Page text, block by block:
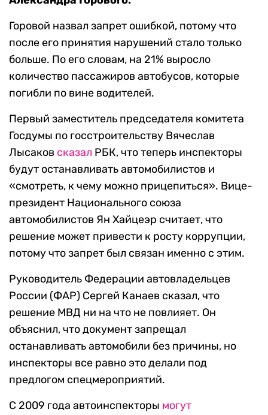
Горовой назвал запрет ошибкой, потому что
после его принятия нарушений стало только
больше. По его словам, на 21% выросло
количество пассажиров автобусов, которые
погибли по вине водителей.
Первый заместитель председателя комитета
Госдумы по госстроительству Вячеслав
Лысаков сказал РБК, что теперь инспекторы
будут останавливать автомобилистов и
«смотреть, к чему можно прицепиться». Вице-
президент Национального союза
автомобилистов Ян Хайцеэр считает, что
решение может привести к росту коррупции,
потому что запрет был связан именно с этим.
Руководитель Федерации автовладельцев
России (ФАР) Сергей Канаев сказал, что
решение МВД ни на что не повлияет. Он
объяснил, что документ запрещал
останавливать автомобили без причины, но
инспекторы все равно это делали под
предлогом спецмероприятий.
С 2009 года автоинспекторы могут